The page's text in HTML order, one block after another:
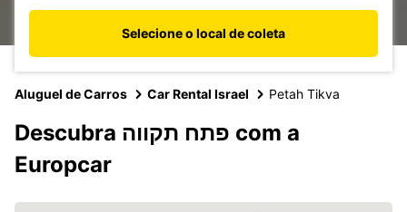
Selecione o local de coleta
Aluguel de Carros Car Rental Israel Petah Tikva
Descubra פתח תקווה com a
Europcar